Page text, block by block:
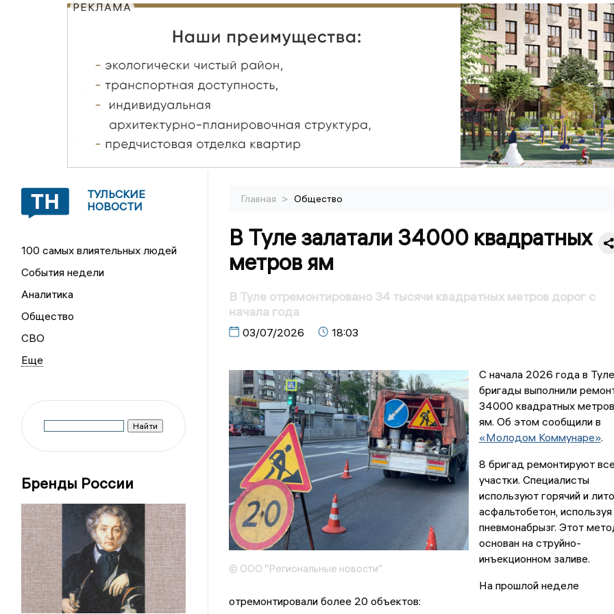
РЕКЛАМА
ТУЛЬСКИЕ
НОВОСТИ
100 самых влиятельных людей
События недели
Аналитика
Общество
СВО
Бренды России
Главная > Общество
В Туле залатали 34000 квадратных
метров ям
В Туле отремонтировано 34 тысячи квадратных метров дорог с
начала года
03/07/2026 18:03
© ООО "Региональные новости"
С начала 2026 года в Туле
бригады выполнили
34000 квадратных метров
ям. Об этом сообщили в
«Молодом Коммунаре».
8 бригад ремонтируют все
участки. Специалисты
используют горячий и
асфальтобетон, используя
пневмонабрызг. Этот
основан на струйно-
инъекционном заливе.
На прошлой неделе
отремонтировали более 20 объектов: